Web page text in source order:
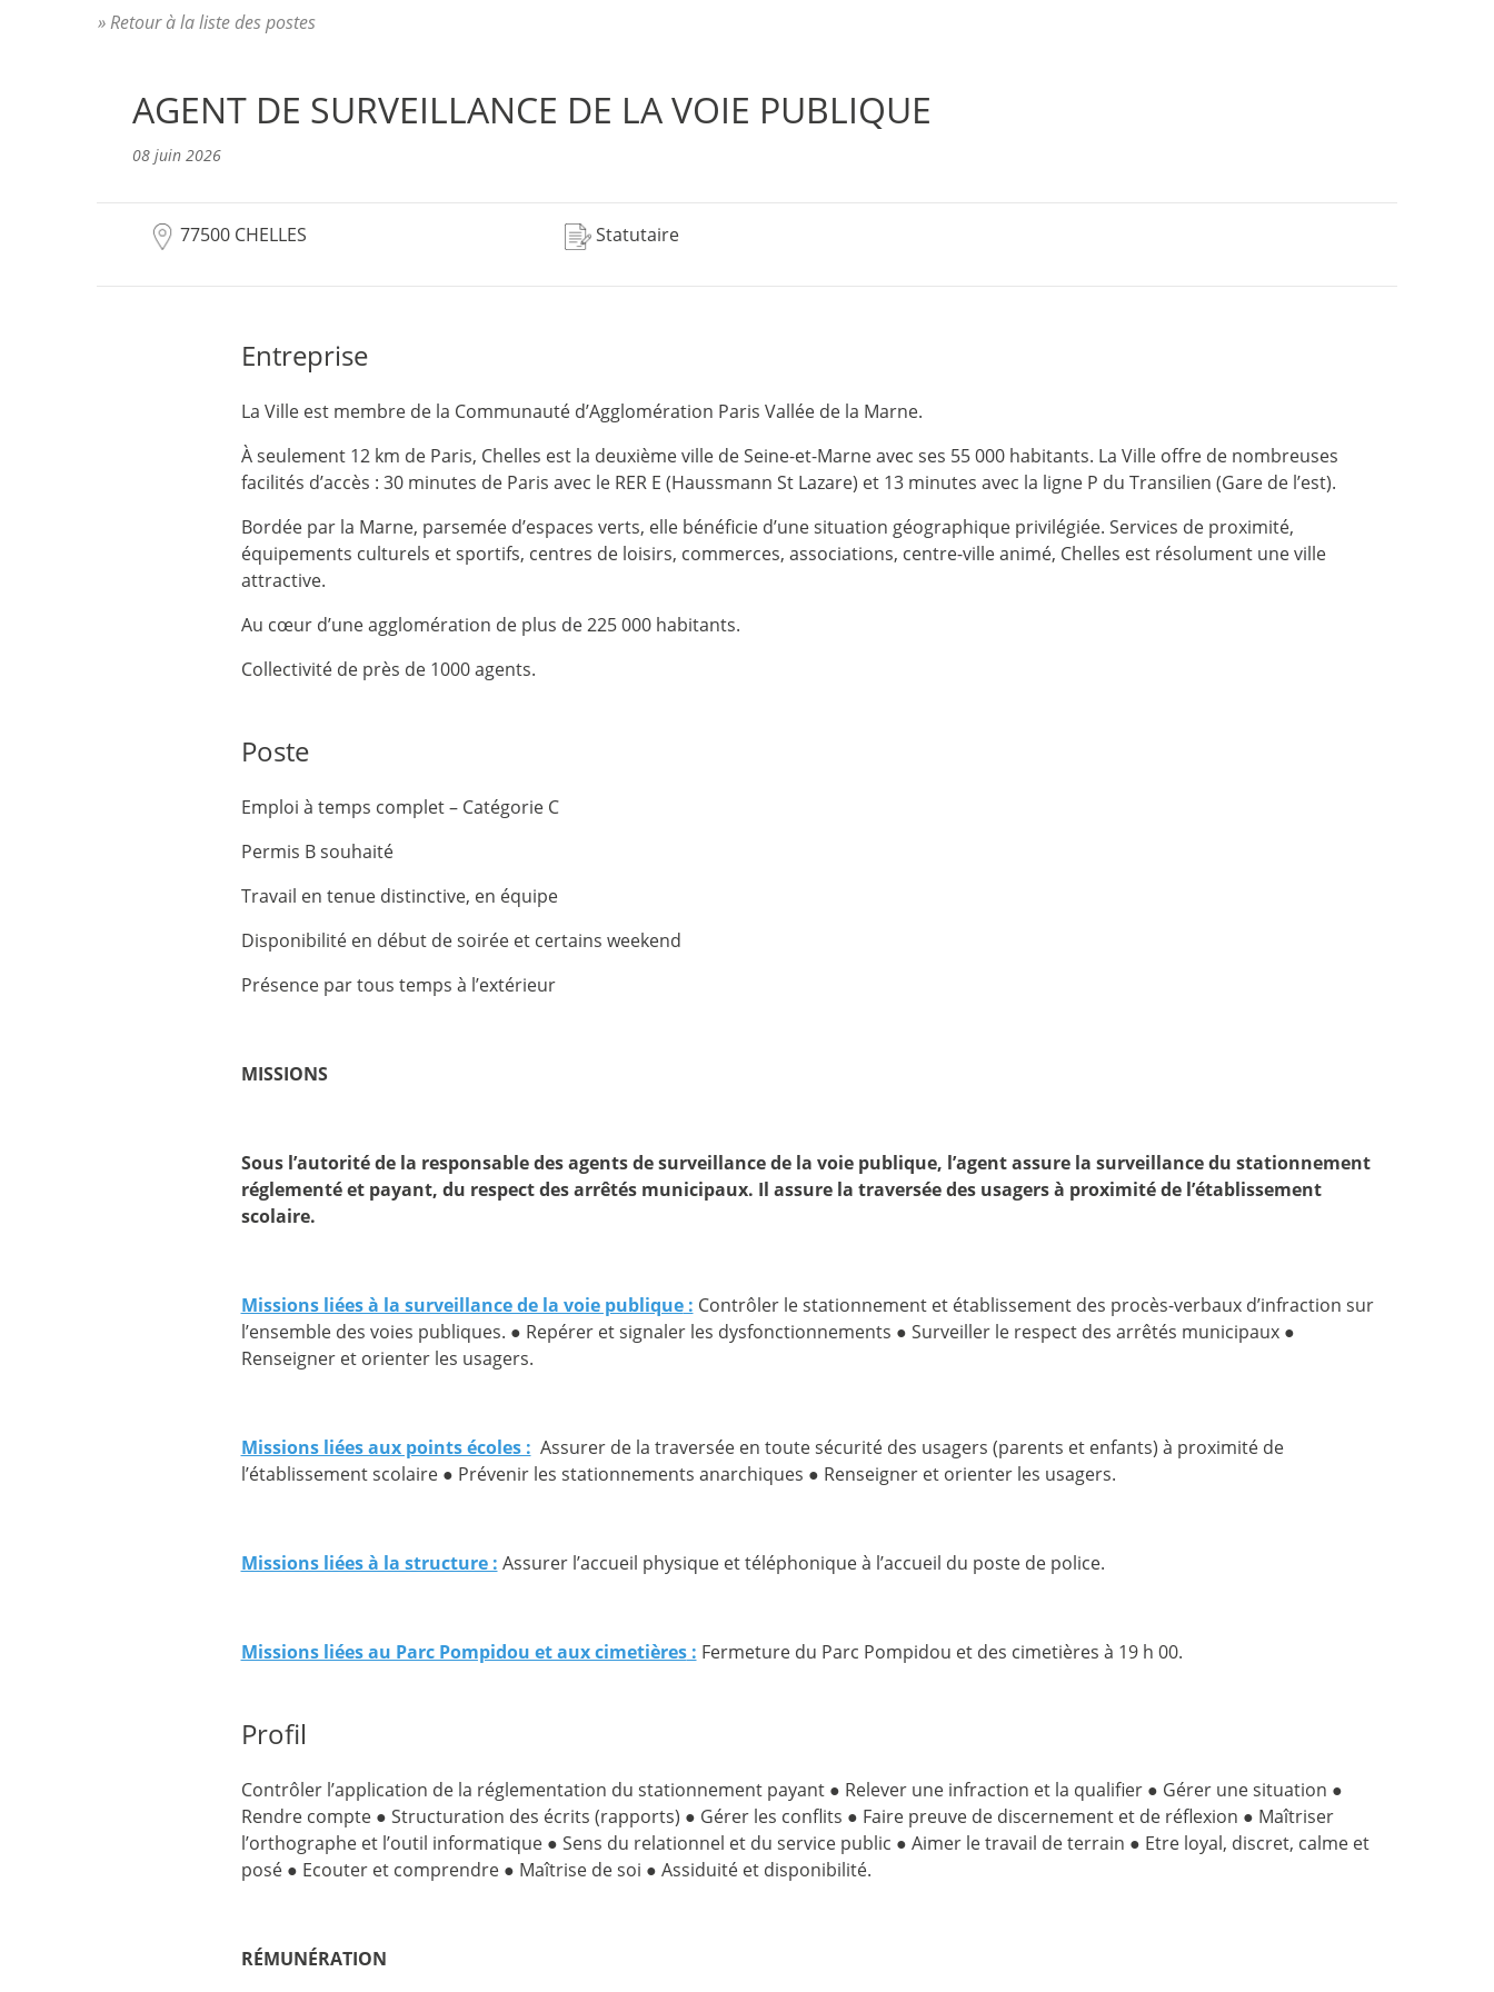
» Retour à la liste des postes
AGENT DE SURVEILLANCE DE LA VOIE PUBLIQUE
08 juin 2026
77500 CHELLES Statutaire
Entreprise
La Ville est membre de la Communauté d’Agglomération Paris Vallée de la Marne.
À seulement 12 km de Paris, Chelles est la deuxième ville de Seine-et-Marne avec ses 55 000 habitants. La Ville offre de nombreuses
facilités d’accès : 30 minutes de Paris avec le RER E (Haussmann St Lazare) et 13 minutes avec la ligne P du Transilien (Gare de l’est).
Bordée par la Marne, parsemée d’espaces verts, elle bénéficie d’une situation géographique privilégiée. Services de proximité,
équipements culturels et sportifs, centres de loisirs, commerces, associations, centre-ville animé, Chelles est résolument une ville
attractive.
Au cœur d’une agglomération de plus de 225 000 habitants.
Collectivité de près de 1000 agents.
Poste
Emploi à temps complet – Catégorie C
Permis B souhaité
Travail en tenue distinctive, en équipe
Disponibilité en début de soirée et certains weekend
Présence par tous temps à l’extérieur
MISSIONS
Sous l’autorité de la responsable des agents de surveillance de la voie publique, l’agent assure la surveillance du stationnement
réglementé et payant, du respect des arrêtés municipaux. Il assure la traversée des usagers à proximité de l’établissement
scolaire.
Missions liées à la surveillance de la voie publique: Contrôler le stationnement et établissement des procès-verbaux d’infraction sur
l’ensemble des voies publiques. ● Repérer et signaler les dysfonctionnements ● Surveiller le respect des arrêtés municipaux ●
Renseigner et orienter les usagers.
Missions liées aux points écoles : Assurer de la traversée en toute sécurité des usagers (parents et enfants) à proximité de
l’établissement scolaire ● Prévenir les stationnements anarchiques ● Renseigner et orienter les usagers.
Missions liées à la structure : Assurer l’accueil physique et téléphonique à l’accueil du poste de police.
Missions liées au Parc Pompidou et aux cimetières: Fermeture du Parc Pompidou et des cimetières à 19 h 00.
Profil
Contrôler l’application de la réglementation du stationnement payant ● Relever une infraction et la qualifier ● Gérer une situation ●
Rendre compte ● Structuration des écrits (rapports) ● Gérer les conflits ● Faire preuve de discernement et de réflexion ● Maîtriser
l’orthographe et l’outil informatique ● Sens du relationnel et du service public ● Aimer le travail de terrain ● Etre loyal, discret, calme et
posé ● Ecouter et comprendre ● Maîtrise de soi ● Assiduité et disponibilité.
RÉMUNÉRATION